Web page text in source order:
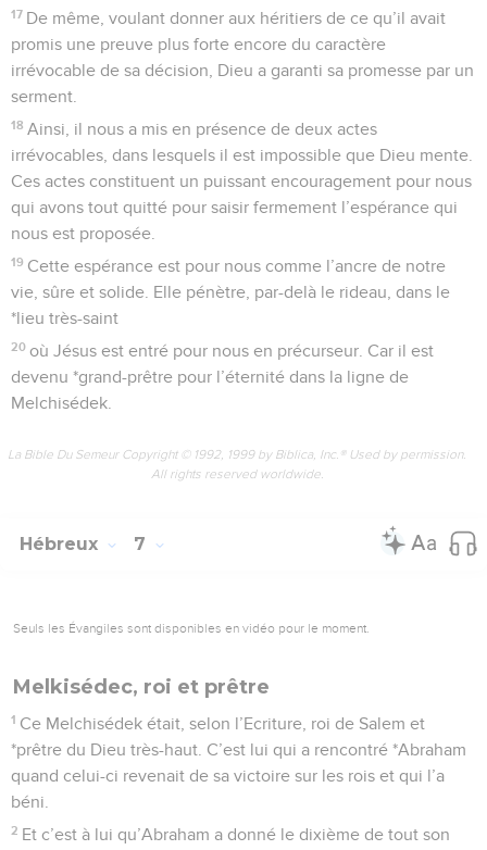
17 De même, voulant donner aux héritiers de ce qu’il avait
promis une preuve plus forte encore du caractère
irrévocable de sa décision, Dieu a garanti sa promesse par un
serment.
18 Ainsi, il nous a mis en présence de deux actes
irrévocables, dans lesquels il est impossible que Dieu mente.
Ces actes constituent un puissant encouragement pour nous
qui avons tout quitté pour saisir fermement l’espérance qui
nous est proposée.
19 Cette espérance est pour nous comme l’ancre de notre
vie, sûre et solide. Elle pénètre, par-delà le rideau, dans le
*lieu très-saint
20 où Jésus est entré pour nous en précurseur. Car il est
devenu *grand-prêtre pour l’éternité dans la ligne de
Melchisédek.
La Bible Du Semeur Copyright © 1992, 1999 by Biblica, Inc.® Used by permission.
All rights reserved worldwide.
Hébreux 7
Seuls les Évangiles sont disponibles en vidéo pour le moment.
Melkisédec, roi et prêtre
1 Ce Melchisédek était, selon l’Ecriture, roi de Salem et
*prêtre du Dieu très-haut. C’est lui qui a rencontré *Abraham
quand celui-ci revenait de sa victoire sur les rois et qui l’a
béni.
2 Et c’est à lui qu’Abraham a donné le dixième de tout son